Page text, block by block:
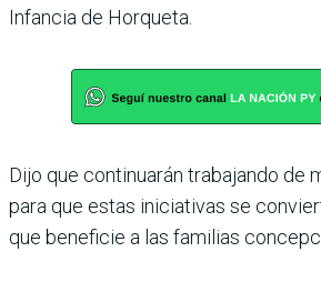
Infancia de Horqueta.
Dijo que continuarán trabajando de
para que estas iniciativas se
que beneficie a las familias